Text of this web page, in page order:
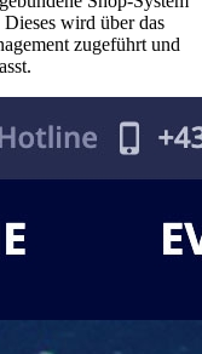
wird über das
zugeführt und